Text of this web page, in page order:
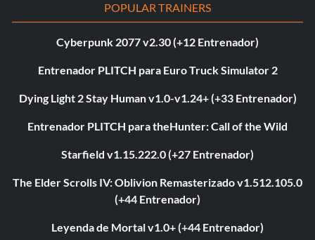
POPULAR TRAINERS
Cyberpunk 2077 v2.30 (+12 Entrenador)
Entrenador PLITCH para Euro Truck Simulator 2
Dying Light 2 Stay Human v1.0-v1.24+ (+33 Entrenador)
Entrenador PLITCH para theHunter: Call of the Wild
Starfield v1.15.222.0 (+27 Entrenador)
The Elder Scrolls IV: Oblivion Remasterizado v1.512.105.0
(+44 Entrenador)
Leyenda de Mortal v1.0+ (+44 Entrenador)